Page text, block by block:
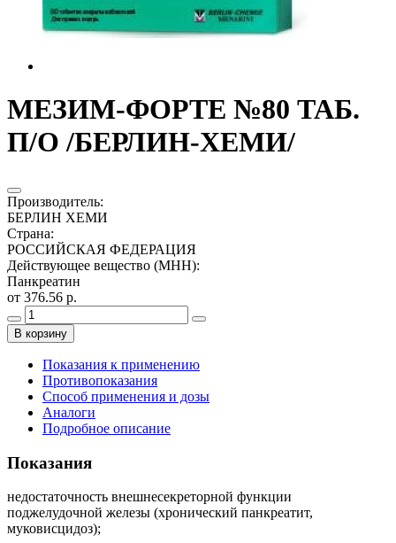
МЕЗИМ-ФОРТЕ №80 ТАБ.
П/О /БЕРЛИН-ХЕМИ/
Производитель:
БЕРЛИН ХЕМИ
Страна:
РОССИЙСКАЯ ФЕДЕРАЦИЯ
Действующее вещество (МНН):
Панкреатин
от 376.56 р.
В корзину
Показания к применению
Противопоказания
Способ применения и дозы
Аналоги
Подробное описание
Показания
недостаточность внешнесекреторной функции
поджелудочной железы (хронический панкреатит,
муковисцидоз);